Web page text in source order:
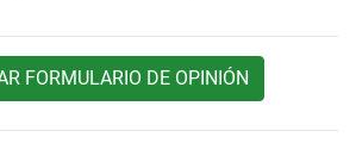
FORMULARIO DE OPINIÓN